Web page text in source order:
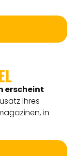
erscheint
Ihres
in